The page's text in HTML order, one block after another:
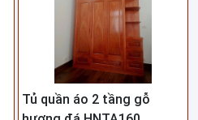
Tủ quần áo 2 tầng gỗ